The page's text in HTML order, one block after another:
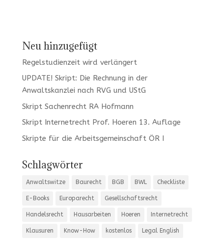
Neu hinzugefügt
Regelstudienzeit wird verlängert
UPDATE! Skript: Die Rechnung in der
Anwaltskanzlei nach RVG und UStG
Skript Sachenrecht RA Hofmann
Skript Internetrecht Prof. Hoeren 13. Auflage
Skripte für die Arbeitsgemeinschaft ÖR I
Schlagwörter
Anwaltswitze Baurecht BGB BWL Checkliste
E-Books Europarecht Gesellschaftsrecht
Handelsrecht Hausarbeiten Hoeren Internetrecht
Klausuren Know-How kostenlos Legal English